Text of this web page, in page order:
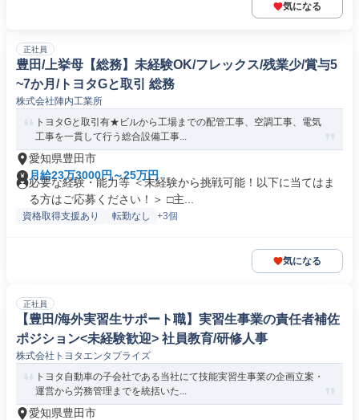
気になる
正社員
豊田/上挙母【総務】未経験OK/フレックス/残業少/賞与5
~7か月/トヨタGと取引 総務
株式会社陣内工業所
トヨタGと取引有★ビルから工場までの配管工事、空調工事、電気
工事を一貫して行う総合設備工事...
愛知県豊田市
月給23万3000円～25万円
必要な経験・能力等 ＜未経験から挑戦可能！以下に当てはま
る方はご応募ください！＞ □主...
資格取得支援あり 転勤なし +3個
気になる
正社員
【豊田/海外実習生サポート職】実習生事業の責任者補佐
ポジション<未経験歓迎> 社員教育/研修人事
株式会社トヨタエンタプライズ
トヨタ自動車の子会社である当社にて技能実習生事業の企画立案・
運営から労務管理までを統括いた...
愛知県豊田市